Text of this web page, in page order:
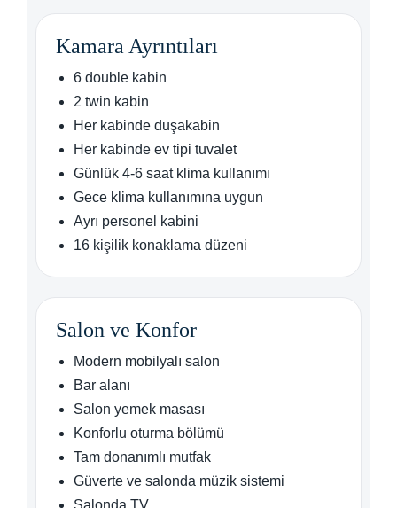
Kamara Ayrıntıları
6 double kabin
2 twin kabin
Her kabinde duşakabin
Her kabinde ev tipi tuvalet
Günlük 4-6 saat klima kullanımı
Gece klima kullanımına uygun
Ayrı personel kabini
16 kişilik konaklama düzeni
Salon ve Konfor
Modern mobilyalı salon
Bar alanı
Salon yemek masası
Konforlu oturma bölümü
Tam donanımlı mutfak
Güverte ve salonda müzik sistemi
Salonda TV